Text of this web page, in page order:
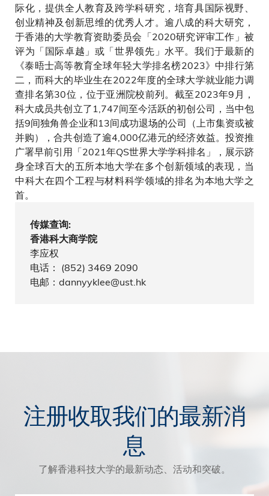
际化，提供全人教育及跨学科研究，培育具国际视野、
创业精神及创新思维的优秀人才。逾八成的科大研究，
于香港的大学教育资助委员会「2020研究评审工作」被
评为「国际卓越」或「世界领先」水平。我们于最新的
《泰晤士高等教育全球年轻大学排名榜2023》中排行第
二，而科大的毕业生在2022年度的全球大学就业能力调
查排名第30位，位于亚洲院校前列。截至2023年9月，
科大成员共创立了1,747间至今活跃的初创公司，当中包
括9间独角兽企业和13间成功退场的公司（上市集资或被
并购），合共创造了逾4,000亿港元的经济效益。投资推
广署早前引用「2021年QS世界大学学科排名」，展示跻
身全球百大的五所本地大学在多个创新领域的表现，当
中科大在四个工程与材料科学领域的排名为本地大学之
首。
传媒查询:
香港科大商学院
李应权
电话： (852) 3469 2090
电邮：dannyyklee@ust.hk
注册收取我们的最新消
息
了解香港科技大学的最新动态、活动和突破。